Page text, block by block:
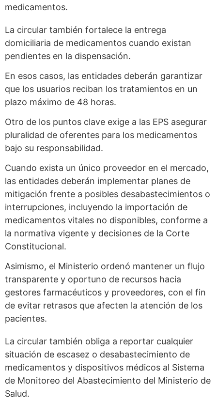
medicamentos.
La circular también fortalece la entrega
domiciliaria de medicamentos cuando existan
pendientes en la dispensación.
En esos casos, las entidades deberán garantizar
que los usuarios reciban los tratamientos en un
plazo máximo de 48 horas.
Otro de los puntos clave exige a las EPS asegurar
pluralidad de oferentes para los medicamentos
bajo su responsabilidad.
Cuando exista un único proveedor en el mercado,
las entidades deberán implementar planes de
mitigación frente a posibles desabastecimientos o
interrupciones, incluyendo la importación de
medicamentos vitales no disponibles, conforme a
la normativa vigente y decisiones de la Corte
Constitucional.
Asimismo, el Ministerio ordenó mantener un flujo
transparente y oportuno de recursos hacia
gestores farmacéuticos y proveedores, con el fin
de evitar retrasos que afecten la atención de los
pacientes.
La circular también obliga a reportar cualquier
situación de escasez o desabastecimiento de
medicamentos y dispositivos médicos al Sistema
de Monitoreo del Abastecimiento del Ministerio de
Salud.